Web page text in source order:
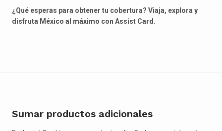
¿Qué esperas para obtener tu cobertura? Viaja, explora y
disfruta México al máximo con Assist Card.
Sumar productos adicionales